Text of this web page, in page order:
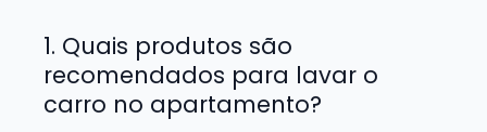
1. Quais produtos são
recomendados para lavar o
carro no apartamento?